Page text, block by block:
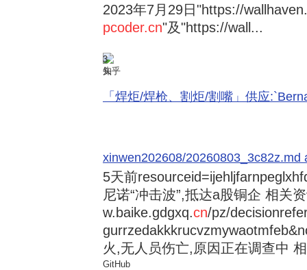
2023年7月29日 "https://
pcoder.cn"及"https://wall...
3
知乎
「焊炬/焊枪、割炬/割嘴」供应
xinwen202608/20260803_3c82z.md
5天前
尼诺“冲击波”,抵达a股铜企 相关
w.baike.gdgxq.cn/pz/
火,无人员伤亡,原因正在调查中
GitHub